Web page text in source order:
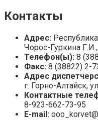
Контакты
Адрес:
Чорос-Гуркина
Телефон(ы): 8
Факс: 8 (38822) 2-
Адрес
г. Горно-Алтайск,
Контактные
8-923-662-73-95
E-mail: